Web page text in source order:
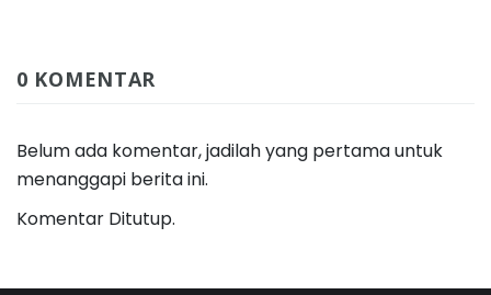
0 KOMENTAR
Belum ada komentar, jadilah yang pertama untuk
menanggapi berita ini.
Komentar Ditutup.